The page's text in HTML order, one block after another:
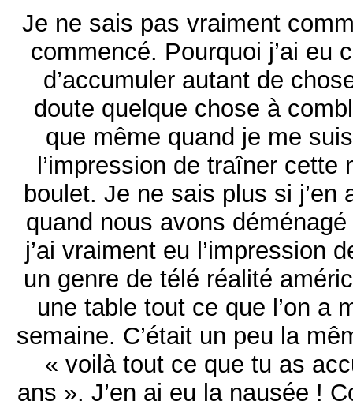
Je ne sais pas vraiment
commencé. Pourquoi j’ai eu
d’accumuler autant de
doute quelque chose à
que même quand je me
l’impression de traîner
boulet. Je ne sais plus si j’en
quand nous avons
j’ai vraiment eu l’impression
un genre de télé réalité
une table tout ce que l’on a
semaine. C’était un peu la
« voilà tout ce que tu as
ans ». J’en ai eu la nausée !